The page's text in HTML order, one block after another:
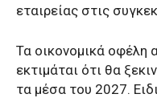
εταιρείας στις
Τα οικονομικά οφέλη
εκτιμάται ότι θα
τα μέσα του 2027.